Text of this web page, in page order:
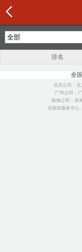
排名
全
北京公司：
广州公司：
珠海公司：珠
北师珠服务中心